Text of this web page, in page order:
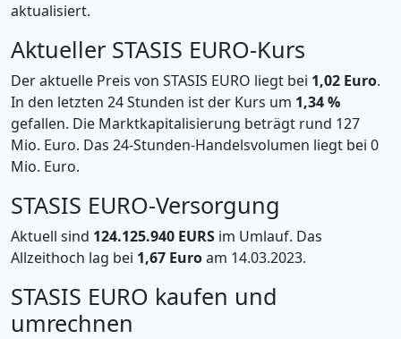
aktualisiert.
Aktueller STASIS EURO-Kurs
Der aktuelle Preis von STASIS EURO liegt bei 1,02 Euro.
In den letzten 24 Stunden ist der Kurs um 1,34 %
gefallen. Die Marktkapitalisierung beträgt rund 127
Mio. Euro. Das 24-Stunden-Handelsvolumen liegt bei 0
Mio. Euro.
STASIS EURO-Versorgung
Aktuell sind 124.125.940 EURS im Umlauf. Das
Allzeithoch lag bei 1,67 Euroam 14.03.2023.
STASIS EURO kaufen und
umrechnen